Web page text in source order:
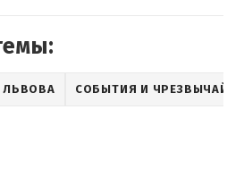
ЛЬВОВА СОБЫТИЯ И